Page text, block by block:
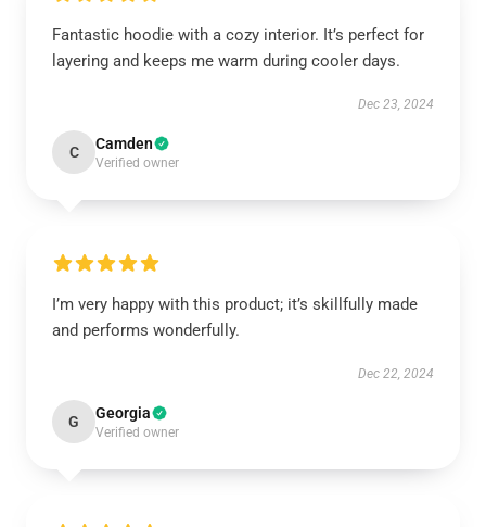
Fantastic hoodie with a cozy interior. It’s perfect for
layering and keeps me warm during cooler days.
Dec 23, 2024
C Camden
Verified owner
I’m very happy with this product; it’s skillfully made
and performs wonderfully.
Dec 22, 2024
G Georgia
Verified owner